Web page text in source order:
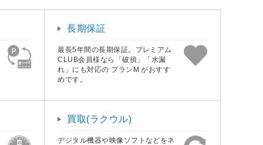
長期保証
最長5年間の長期保証。プレミアム
CLUB会員様なら「破損」「水漏
れ」にも対応の プランM がおすす
めです。
買取(ラクウル)
デジタル機器や映像ソフトなどをネ